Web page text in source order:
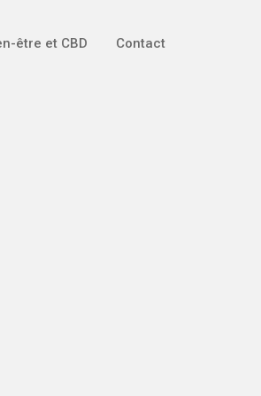
être et CBD Contact